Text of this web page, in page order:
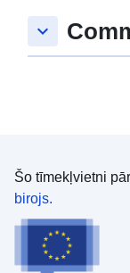
uriRef:
keyboard_arrow_down
Šo tīmekļvietni
birojs.